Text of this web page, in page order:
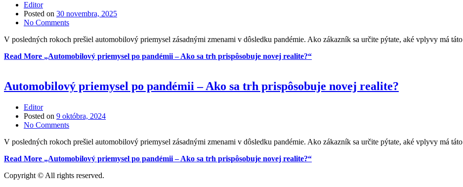
Editor
Posted on 30 novembra, 2025
No Comments
V posledných rokoch prešiel automobilový priemysel zásadnými zmenami v dôsledku pandémie. Ako zákazník sa určite pýtate, aké vplyvy má táto
Read More „Automobilový priemysel po pandémii – Ako sa trh prispôsobuje novej realite?“
Automobilový priemysel po pandémii – Ako sa trh prispôsobuje novej realite?
Editor
Posted on 9 októbra, 2024
No Comments
V posledných rokoch prešiel automobilový priemysel zásadnými zmenami v dôsledku pandémie. Ako zákazník sa určite pýtate, aké vplyvy má táto
Read More „Automobilový priemysel po pandémii – Ako sa trh prispôsobuje novej realite?“
Copyright © All rights reserved.